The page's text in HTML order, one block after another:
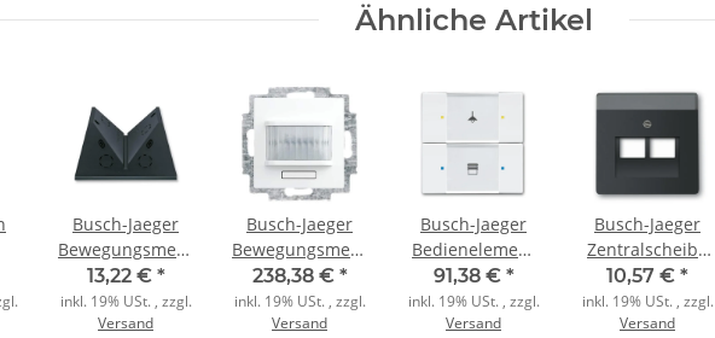
Ähnliche Artikel
Busch-Jaeger
Bewegungsmelder
Decken-/Eckadapter
6868-35
anthrazit
13,22 € *
inkl. 19% USt. , zzgl.
Versand
Busch-Jaeger
Bewegungsmelder/Schaltaktor
6215/1.1-914-WL
1fach alpinweiß
238,38 € *
inkl. 19% USt. , zzgl.
Versand
Busch-Jaeger
Bedienelement
6126/02-84
2fach
studioweiß
91,38 € *
inkl. 19% USt. , zzgl.
Versand
Busch-Jaeger
Zentralscheibe
1803-02-885
schwarz matt
10,57 € *
inkl. 19% USt. , zzgl.
Versand